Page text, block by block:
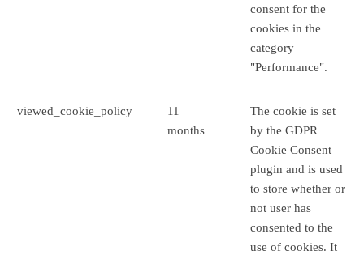
consent for the
cookies in the
category
"Performance".
viewed_cookie_policy
11
months
The cookie is set
by the GDPR
Cookie Consent
plugin and is used
to store whether or
not user has
consented to the
use of cookies. It